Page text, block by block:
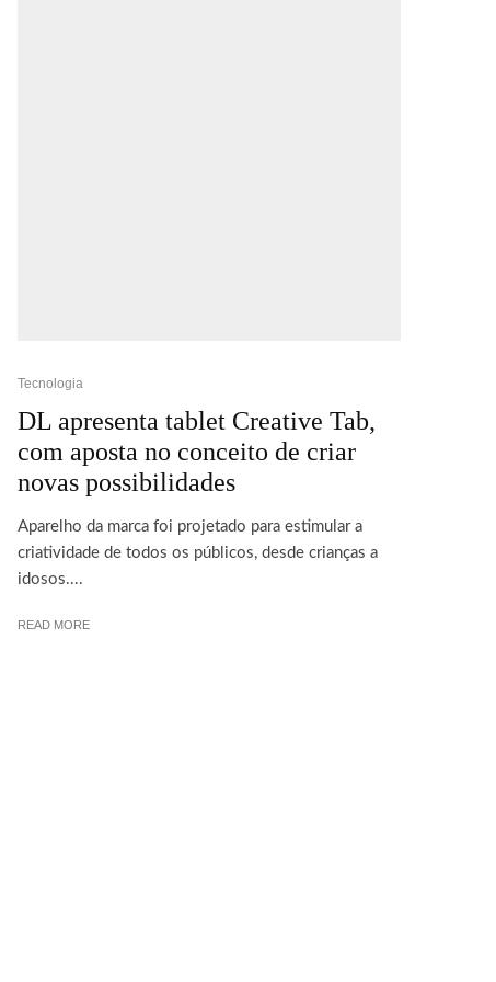
Tecnologia
DL apresenta tablet Creative Tab,
com aposta no conceito de criar
novas possibilidades
Aparelho da marca foi projetado para estimular a
criatividade de todos os públicos, desde crianças a
idosos....
READ MORE